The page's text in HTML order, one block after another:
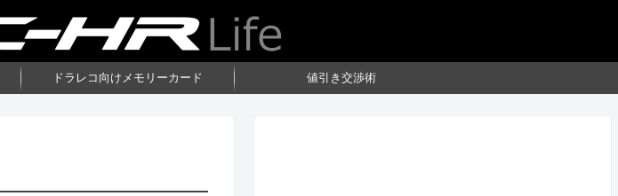
ドラレコ向けメモリーカード 値引き交渉術